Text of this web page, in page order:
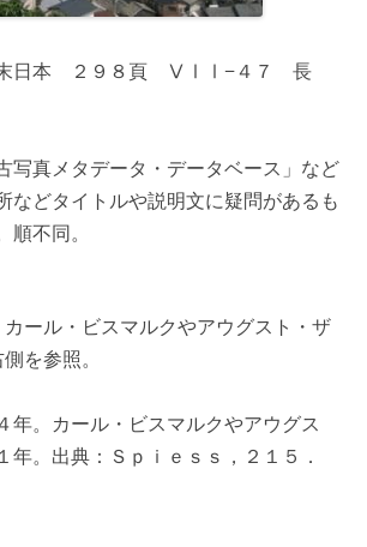
末日本 ２９８頁 ⅤⅠⅠ−４７ 長
真メタデータ・データベース」など
などタイトルや説明文に疑問があるも
不同。
ル・ビスマルクやアウグスト・ザ
を参照。
年。カール・ビスマルクやアウグス
。出典：Ｓｐｉｅｓｓ，２１５．